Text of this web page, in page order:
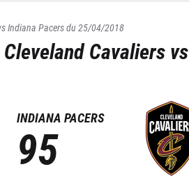
Indiana Pacersdu25/04/2018
Cleveland Cavaliers vs
INDIANA PACERS
95